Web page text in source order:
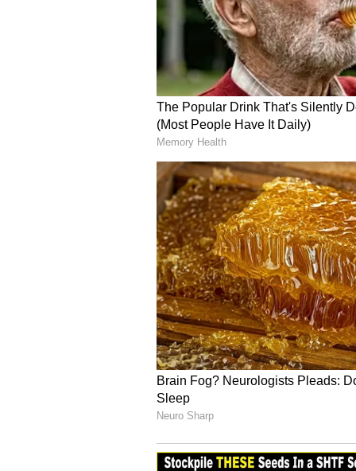
ದುರ್ಯೋಧನ ಅಂದಾಕ್ಷಣ ನೆನಪಿಗೆ
ಮಾತಿಗೂ ಬೆಲೆ ಕೊಡದೇ..ಆನೆ ನಡೆದಿದ್ದೇ
ಪಾತ್ರವನ್ನೂ ಮಾಡಿದವರಿಗೂ ಅಹಂಕಾರ
ಜನರಿಗೆ ಇದೆ. ಅದೇ ಕಾರಣಕ್ಕೆ
ಹಾಕ್ತಾಯಿದ್ರಂತೆ. ಬೇರೆ ಪಾತ್ರಗಳಂತೆ
ಬೇರೆ ಪಾತ್ರಗಳಂತೆ ಇಲ್ಲಿಯೂ ನಟನೆಯನ್ನೇ
ಆಹ್ವಾನವಾಗೋದು ಯಾಕೆ ಅನ್ನೋ
ಹೀಗೆ ಒಂದು ಕಾಲದಲ್ಲಿ ದುರ್ಯೋಧನನ
ಬೊಬ್ಬಿರಿದ ಕೆಲವರು ಆ ಪಾತ್ರ ಮಾಡಿದ
ಮಾಡಿದ್ದಕ್ಕೆ ನಾನು ನನ್ನ ಜೀವನದಲ್ಲಿ
ನಾಟಕ ಕಲಾವಿದ ಚೌಡೇಗೌಡ. ಒಂದು
ಮಾಡಿದ್ದವರು. ಆ ಪಾತ್ರ ಇವರ ಬದುಕನ್ನ
ಏನೆಲ್ಲಾ ಸಂಕಷ್ಟಗಳು ಎದುರಾದ್ವು
ದುರ್ಯೋಧನನ ಪಾತ್ರಕ್ಕೆ ಬಣ್ಣ
ಹೇಳ್ತಿದ್ದಾರೆ. ಇದಕ್ಕೆ ಪರಿಹಾರವನ್ನೂ
ಆತ ಸಂಕಷ್ಟಗಳ ಸರಪಳಿಯ ಕೊಂಡಿಯನ್ನ
ಕಡೆಯದಾಗಿ ಹೇಳೋದಾದ್ರೆ, ದರ್ಶನ್ ಬೇರೆ
ದರ್ಶನ್ ನಟಿಸಬೇಕು. ಆಗ್ಲೇ ದರ್ಶನ್ ಈ